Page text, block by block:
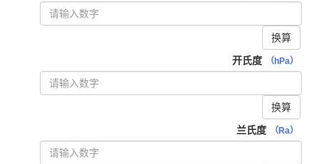
换算
开氏度
（hPa）
换算
兰氏度
（Ra）